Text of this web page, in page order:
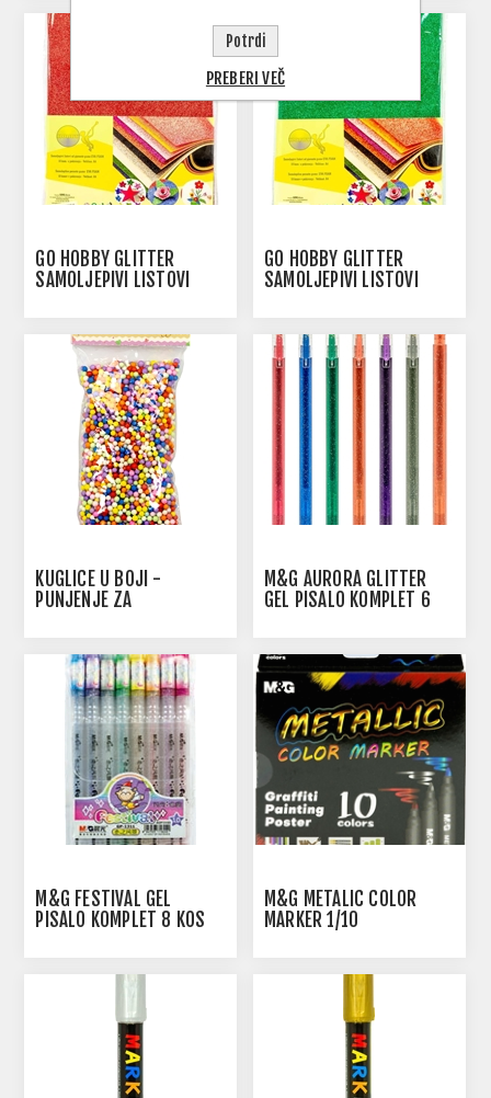
GO HOBBY GLITTER
SAMOLJEPIVI LISTOVI
GO HOBBY GLITTER
SAMOLJEPIVI LISTOVI
KUGLICE U BOJI -
PUNJENJE ZA
M&G AURORA GLITTER
GEL PISALO KOMPLET 6
M&G FESTIVAL GEL
PISALO KOMPLET 8 KOS
M&G METALIC COLOR
MARKER 1/10
Potrdi
PREBERI VEČ